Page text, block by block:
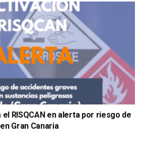
RISQCAN en alerta por riesgo de
Gran Canaria